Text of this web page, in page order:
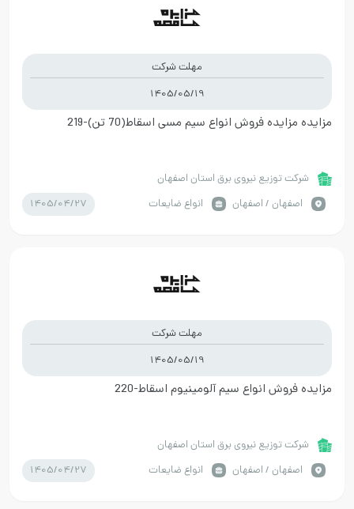
مهلت شرکت
1405/05/19
مزایده مزایده فروش انواع سیم مسی اسقاط(70 تن)-219
شرکت توزیع نیروی برق استان اصفهان
اصفهان / اصفهان
انواع ضایعات 1405/04/27
مهلت شرکت
1405/05/19
مزایده فروش انواع سیم آلومینیوم اسقاط-220
شرکت توزیع نیروی برق استان اصفهان
اصفهان / اصفهان
انواع ضایعات 1405/04/27